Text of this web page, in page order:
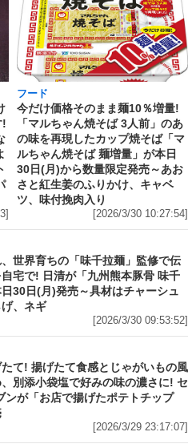
!
フード
今だけ価格そのまま麺10％増量!
「マルちゃん焼そば 3人前」のあ
の味を再現したカップ焼そば「マ
ルちゃん焼そば 麺増量」が本日
30日(月)から数量限定発売～あお
さと紅生姜のふりかけ、キャベ
ツ、味付挽肉入り
[2026/3/30 10:27:54]
世界育ちの「味千拉麺」監修で伝
宅で! 日清が「九州熊本豚骨 味千
30日(月)発売～具材はチャーシュ
、ネギ
[2026/3/30 09:53:52]
て! 揚げたて食感とじゃがいもの風
別添小袋塩で好みの味の濃さに! セ
ンが「お店で揚げたポテトチップ
[2026/3/29 23:17:07]